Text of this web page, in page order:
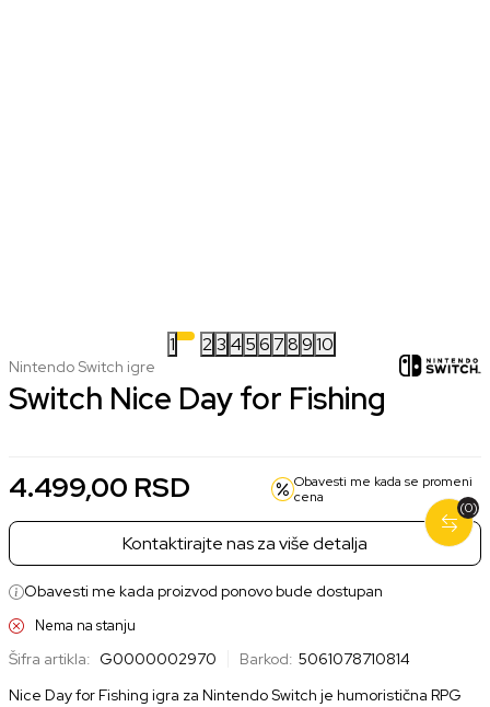
1 23 456 78910
Nintendo Switch igre
Switch Nice Day for Fishing
4.499,00 RSD
Obavesti me kada se promeni
cena
Kontaktirajte nas za više detalja
Obavesti me kada proizvod ponovo bude dostupan
Nema na stanju
Šifra artikla: G0000002970 Barkod: 5061078710814
Nice Day for Fishing igra za Nintendo Switch je humoristična RPG
(0)